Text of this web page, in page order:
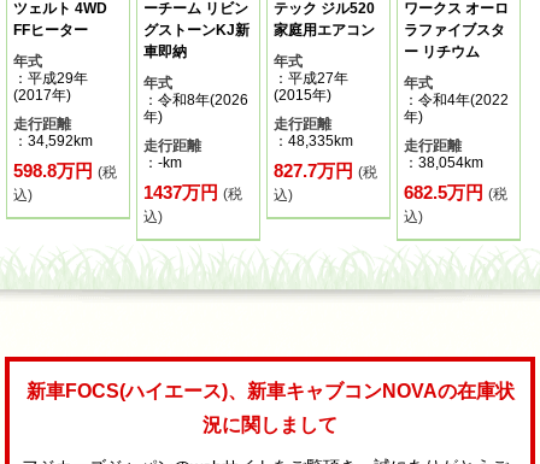
ツェルト 4WD
FFヒーター
年式
：平成29年
(2017年)
走行距離
：34,592km
598.8万円 (税
込)
ーチーム リビン
グストーンKJ新
車即納
年式
：令和8年(2026
年)
走行距離
：-km
1437万円(税
込)
テック ジル520
家庭用エアコン
年式
：平成27年
(2015年)
走行距離
：48,335km
827.7万円(税
込)
ワークス オーロ
ラファイブスタ
ー リチウム
年式
：令和4年(2022
年)
走行距離
：38,054km
682.5万円(税
込)
新車FOCS(ハイエース)、新車キャブコンNOVAの在庫状
況に関しまして